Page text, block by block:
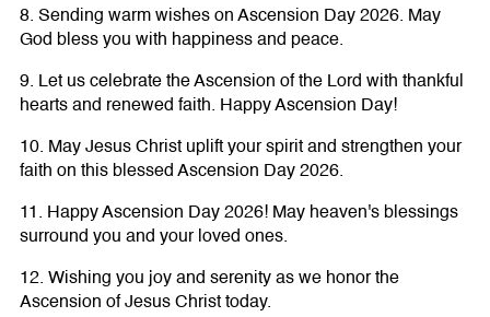
8. Sending warm wishes on Ascension Day 2026. May
God bless you with happiness and peace.
9. Let us celebrate the Ascension of the Lord with thankful
hearts and renewed faith. Happy Ascension Day!
10. May Jesus Christ uplift your spirit and strengthen your
faith on this blessed Ascension Day 2026.
11. Happy Ascension Day 2026! May heaven's blessings
surround you and your loved ones.
12. Wishing you joy and serenity as we honor the
Ascension of Jesus Christ today.